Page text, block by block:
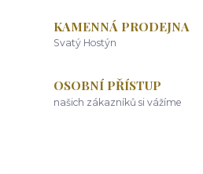
KAMENNÁ PRODEJNA
Svatý Hostýn
OSOBNÍ PŘÍSTUP
našich zákazníků si vážíme